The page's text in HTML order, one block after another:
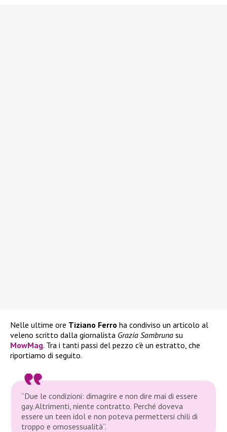
Nelle ultime ore Tiziano Ferro ha condiviso un articolo al
veleno scritto dalla giornalista Grazia Sambruna su
MowMag. Tra i tanti passi del pezzo c’è un estratto, che
riportiamo di seguito.
“Due le condizioni: dimagrire e non dire mai di essere
gay. Altrimenti, niente contratto. Perché doveva
essere un teen idol e non poteva permettersi chili di
troppo e omosessualità“.